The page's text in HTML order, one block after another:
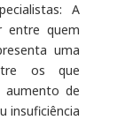
A
entre quem
uma
os que
de
insuficiência